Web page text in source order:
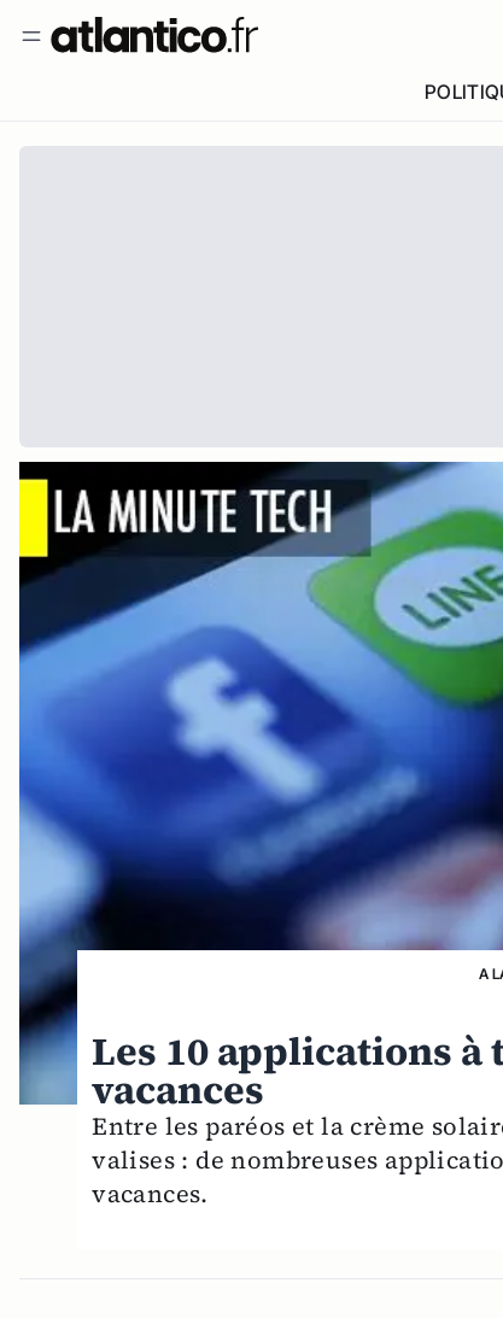
A
Les 10 applications
vacances
Entre les paréos et la crème
valises : de nombreuses
vacances.